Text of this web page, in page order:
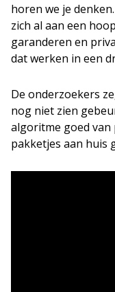
horen we je
zich al aan een
garanderen en
dat werken in een
De onderzoekers
nog niet zien
algoritme goed van
pakketjes aan huis